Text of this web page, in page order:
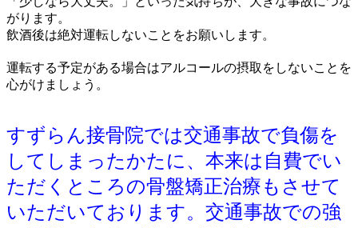
がります。
飲酒後は絶対運転しないことをお願いします。
運転する予定がある場合はアルコールの摂取をしないことを
心がけましょう。
すずらん接骨院では交通事故で負傷を
してしまったかたに、本来は自費でい
ただくところの骨盤矯正治療もさせて
いただいております。交通事故での強